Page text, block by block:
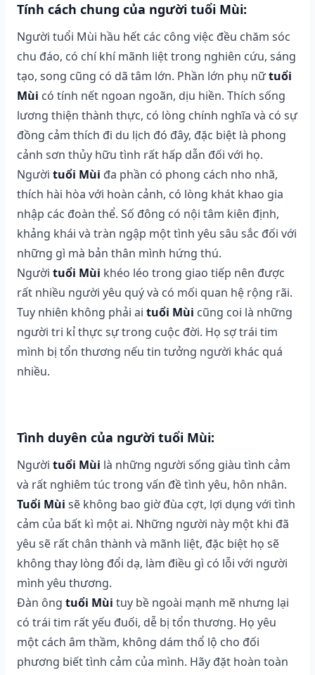
Tính cách chung của người tuổi Mùi:
Người tuổi Mùi hầu hết các công việc đều chăm sóc
chu đáo, có chí khí mãnh liệt trong nghiên cứu, sáng
tạo, song cũng có dã tâm lớn. Phần lớn phụ nữtuổi
Mùi có tính nết ngoan ngoãn, dịu hiền. Thích sống
lương thiện thành thực, có lòng chính nghĩa và có sự
đồng cảm thích đi du lịch đó đây, đặc biệt là phong
cảnh sơn thủy hữu tình rất hấp dẫn đối với họ.
Người tuổi Mùi đa phần có phong cách nho nhã,
thích hài hòa với hoàn cảnh, có lòng khát khao gia
nhập các đoàn thể. Số đông có nội tâm kiên định,
khảng khái và tràn ngập một tình yêu sâu sắc đối với
những gì mà bản thân mình hứng thú.
Người tuổi Mùi khéo léo trong giao tiếp nên được
rất nhiều người yêu quý và có mối quan hệ rộng rãi.
Tuy nhiên không phải ai tuổi Mùi cũng coi là những
người tri kỉ thực sự trong cuộc đời. Họ sợ trái tim
mình bị tổn thương nếu tin tưởng người khác quá
nhiều.
Tình duyên của người tuổi Mùi:
Người tuổi Mùi là những người sống giàu tình cảm
và rất nghiêm túc trong vấn đề tình yêu, hôn nhân.
Tuổi Mùi sẽ không bao giờ đùa cợt, lợi dụng với tình
cảm của bất kì một ai. Những người này một khi đã
yêu sẽ rất chân thành và mãnh liệt, đặc biệt họ sẽ
không thay lòng đổi dạ, làm điều gì có lỗi với người
mình yêu thương.
Đàn ông tuổi Mùi tuy bề ngoài mạnh mẽ nhưng lại
có trái tim rất yếu đuối, dễ bị tổn thương. Họ yêu
một cách âm thầm, không dám thổ lộ cho đối
phương biết tình cảm của mình. Hãy đặt hoàn toàn